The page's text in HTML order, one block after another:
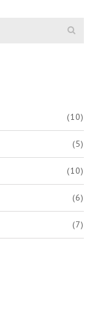
(10)
(5)
(10)
(6)
(7)